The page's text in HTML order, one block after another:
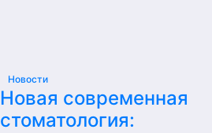
Новости
Новая современная
стоматология: